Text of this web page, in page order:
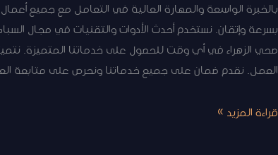
بسرعة وإتقان. نستخدم أحدث الأدوات والتقنيات في مجال
صحي الزهراء في أي وقت للحصول على خدماتنا المتميزة.
العمل. نقدم ضمان على جميع خدماتنا ونحرص على متابعة
قراءة المزيد »